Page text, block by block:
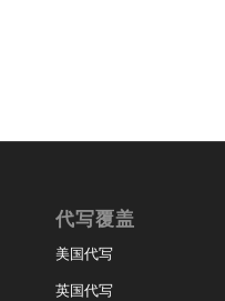
代写覆盖
美国代写
英国代写